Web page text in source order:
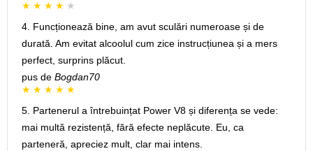
4. Funcționează bine, am avut sculări numeroase și de
durată. Am evitat alcoolul cum zice instrucțiunea și a mers
perfect, surprins plăcut.
pus de Bogdan70
5. Partenerul a întrebuințat Power V8 și diferența se vede:
mai multă rezistență, fără efecte neplăcute. Eu, ca
parteneră, apreciez mult, clar mai intens.